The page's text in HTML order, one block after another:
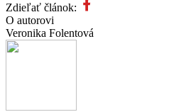
Zdieľať článok:
O autorovi
Veronika Folentová